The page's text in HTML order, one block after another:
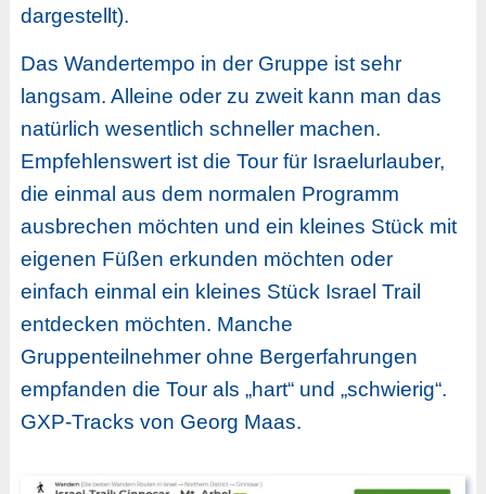
dargestellt).
Das Wandertempo in der Gruppe ist sehr
langsam. Alleine oder zu zweit kann man das
natürlich wesentlich schneller machen.
Empfehlenswert ist die Tour für Israelurlauber,
die einmal aus dem normalen Programm
ausbrechen möchten und ein kleines Stück mit
eigenen Füßen erkunden möchten oder
einfach einmal ein kleines Stück Israel Trail
entdecken möchten. Manche
Gruppenteilnehmer ohne Bergerfahrungen
empfanden die Tour als „hart“ und „schwierig“.
GXP-Tracks von Georg Maas.